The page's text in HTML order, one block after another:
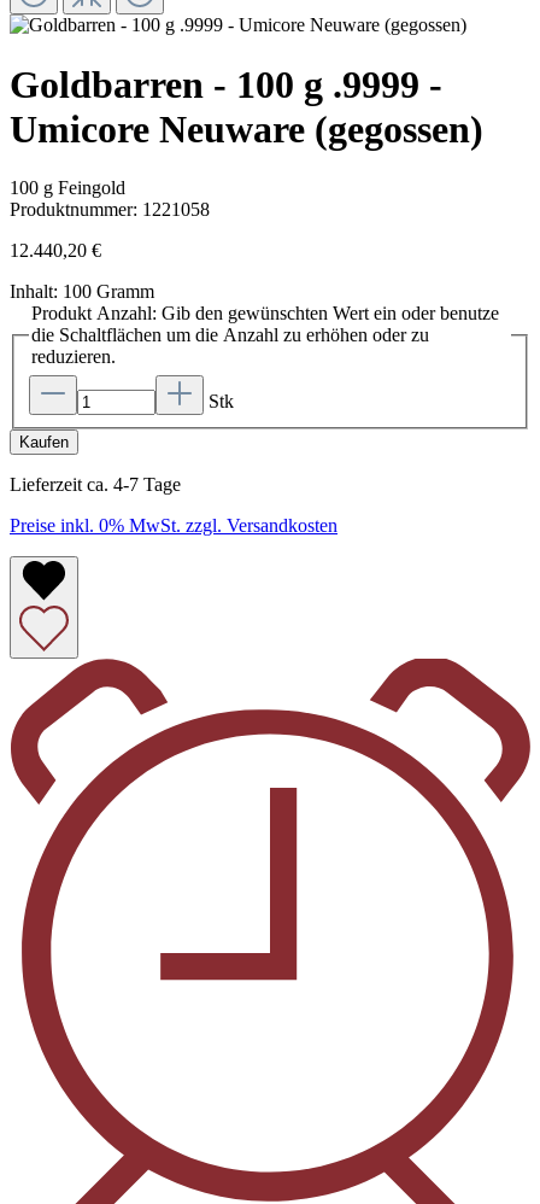
Goldbarren - 100 g .9999 -
Umicore Neuware (gegossen)
100 g Feingold
Produktnummer: 1221058
12.440,20 €
Inhalt: 100 Gramm
Produkt Anzahl: Gib den gewünschten Wert ein oder benutze
die Schaltflächen um die Anzahl zu erhöhen oder zu
reduzieren.
Stk
Kaufen
Lieferzeit ca. 4-7 Tage
Preise inkl. 0% MwSt. zzgl. Versandkosten